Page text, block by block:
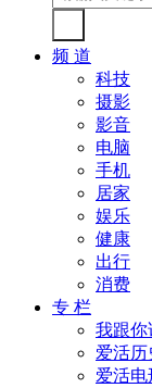
频 道
科技
摄影
影音
电脑
手机
居家
娱乐
健康
出行
消费
专 栏
我跟你
爱活历
爱活电